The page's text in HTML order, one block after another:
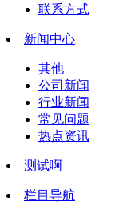
联系方式
新闻中心
其他
公司新闻
行业新闻
常见问题
热点资讯
测试啊
栏目导航